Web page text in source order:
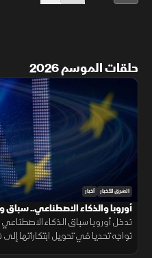
حلقات الموسم 2026
الشرق للأخبار أخبار
أوروبا والذكاء الاصطناعي..
تدخل أوروبا سباق الذكاء
تواجه تحديا في تحويل ابتكاراتها